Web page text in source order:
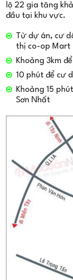
lộ 22 gia tăng
đầu tại khu vực.
Từ dự án, cư
thị co-op Mart
Khoảng 3km
10 phút để cư
Khoảng 15
Sơn Nhất